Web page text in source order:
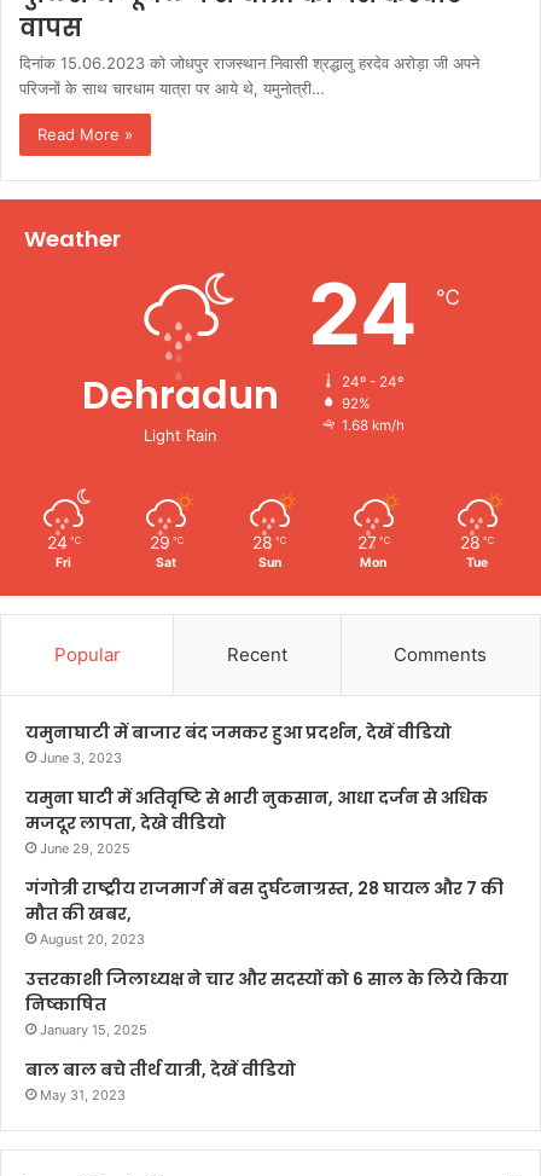
वापस
दिनांक 15.06.2023 को जोधपुर राजस्थान निवासी श्रद्धालु हरदेव अरोड़ा जी अपने
परिजनों के साथ चारधाम यात्रा पर आये थे, यमुनोत्री…
Read More »
Weather
Dehradun
Light Rain
24 ℃
24º - 24º
92%
1.68 km/h
24 ℃
Fri
29 ℃
Sat
28 ℃
Sun
27 ℃
Mon
28 ℃
Tue
Popular Recent Comments
यमुनाघाटी में बाजार बंद जमकर हुआ प्रदर्शन, देखें वीडियो
June 3, 2023
यमुना घाटी में अतिवृष्टि से भारी नुकसान, आधा दर्जन से अधिक
मजदूर लापता, देखे वीडियो
June 29, 2025
गंगोत्री राष्ट्रीय राजमार्ग में बस दुर्घटनाग्रस्त, 28 घायल और 7 की
मौत की खबर,
August 20, 2023
उत्तरकाशी जिलाध्यक्ष ने चार और सदस्यों को 6 साल के लिये किया
निष्काषित
January 15, 2025
बाल बाल बचे तीर्थ यात्री, देखें वीडियो
May 31, 2023